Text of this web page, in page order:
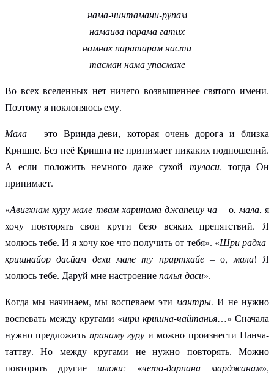
нама-чинтамани-рупам
намаива парама гатих
намнах паратарам насти
тасман нама упасмахе
Во всех вселенных нет ничего возвышеннее святого имени.
Поэтому я поклоняюсь ему.
Мала – это Вринда-деви, которая очень дорога и близка
Кришне. Без неё Кришна не принимает никаких подношений.
А если положить немного даже сухой туласи, тогда Он
принимает.
«Авигхнам куру мале твам харинама-джапешу ча – о, мала, я
хочу повторять свои круги безо всяких препятствий. Я
молюсь тебе. И я хочу кое-что получить от тебя». «Шри радха-
кришнайор дасйам дехи мале ту прартхайе – о, мала! Я
молюсь тебе. Даруй мне настроениепалья-даси».
Когда мы начинаем, мы воспеваем эти мантры. И не нужно
воспевать между кругами «шри кришна-чайтанья…» Сначала
нужно предложить пранаму гуру и можно произнести Панча-
таттву. Но между кругами не нужно повторять. Можно
повторять другие шлоки: «чето-дарпана марджанам»,